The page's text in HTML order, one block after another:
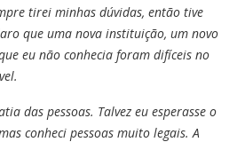
tirei minhas dúvidas, então tive
que uma nova instituição, um novo
eu não conhecia foram difíceis no
das pessoas. Talvez eu esperasse o
conheci pessoas muito legais. A